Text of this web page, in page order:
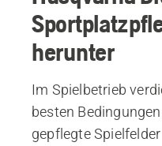
herunter
Im Spielbetrieb
besten
gepflegte